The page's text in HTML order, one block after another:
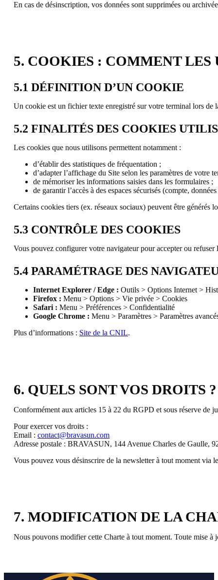
En cas de désinscription, vos données sont supprimées ou
5. COOKIES : COMMENT LES
5.1 DÉFINITION D’UN COOKIE
Un cookie est un fichier texte enregistré sur votre terminal lors de
5.2 FINALITÉS DES COOKIES
Les cookies que nous utilisons permettent notamment :
d’établir des statistiques de fréquentation ;
d’adapter l’affichage du Site selon les paramètres de votre
de mémoriser les informations saisies dans les formulaires ;
de garantir l’accès à des espaces sécurisés (compte,
Certains cookies tiers (ex. réseaux sociaux) peuvent être générés
5.3 CONTRÔLE DES COOKIES
Vous pouvez configurer votre navigateur pour accepter ou
5.4 PARAMÉTRAGE DES
Internet Explorer / Edge : Outils > Options Internet >
Firefox : Menu > Options > Vie privée > Cookies
Safari : Menu > Préférences > Confidentialité
Google Chrome : Menu > Paramètres > Paramètres
Plus d’informations : Site de la CNIL.
6. QUELS SONT VOS DROITS ?
Conformément aux articles 15 à 22 du RGPD et sous réserve de
Pour exercer vos droits :
Email : contact@bravasun.com
Adresse postale : BRAVASUN, 144 Avenue Charles de Gaulle,
Vous pouvez vous désinscrire de la newsletter à tout moment via
7. MODIFICATION DE LA
Nous pouvons modifier cette Charte à tout moment. Toute mise